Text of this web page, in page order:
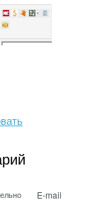
E-mail